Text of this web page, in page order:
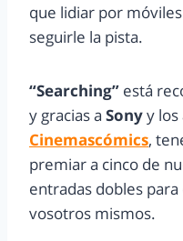
que lidiar por
seguirle la pista.
“Searching” está
y gracias a Sonyy los
Cinemascómics,
premiar a cinco de
entradas dobles
vosotros mismos.